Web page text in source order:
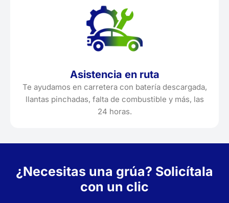
Asistencia en ruta
Te ayudamos en carretera con batería descargada,
llantas pinchadas, falta de combustible y más, las
24 horas.
¿Necesitas una grúa? Solicítala
con un clic